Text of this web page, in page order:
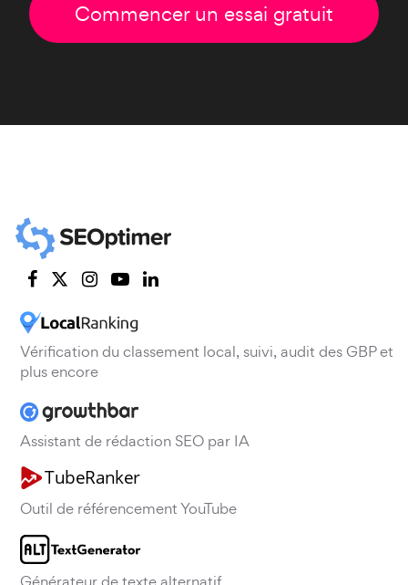
Commencer un essai gratuit
Vérification du classement local, suivi, audit des GBP et
plus encore
Assistant de rédaction SEO par IA
Outil de référencement YouTube